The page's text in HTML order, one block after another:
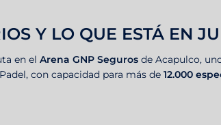
Y LO QUE ESTÁ EN
en el Arena GNP Seguros de Acapulco,
con capacidad para más de 12.000